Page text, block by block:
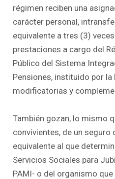
régimen reciben una
carácter personal,
equivalente a tres (3)
prestaciones a cargo del
Público del Sistema
Pensiones, instituido por la
modificatorias y
También gozan, lo mismo
convivientes, de un seguro
equivalente al que
Servicios Sociales para
PAMI- o del organismo